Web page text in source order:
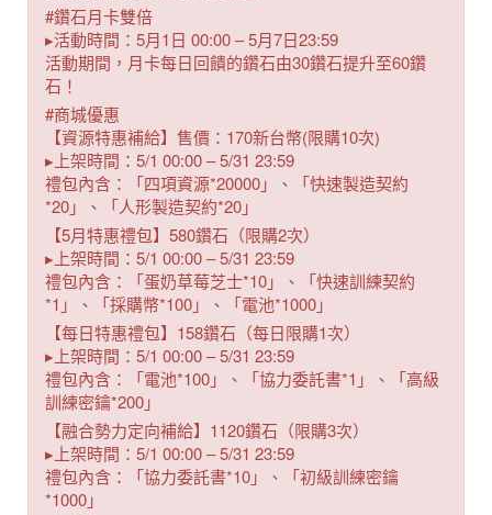
#鑽石月卡雙倍
▸活動時間：5月1日 00:00 – 5月7日23:59
活動期間，月卡每日回饋的鑽石由30鑽石提升至60鑽
石！
#商城優惠
【資源特惠補給】售價：170新台幣(限購10次)
▸上架時間：5/1 00:00 – 5/31 23:59
禮包內含：「四項資源*20000」、「快速製造契約
*20」、「人形製造契約*20」
【5月特惠禮包】580鑽石（限購2次）
▸上架時間：5/1 00:00 – 5/31 23:59
禮包內含：「蛋奶草莓芝士*10」、「快速訓練契約
*1」、「採購幣*100」、「電池*1000」
【每日特惠禮包】158鑽石（每日限購1次）
▸上架時間：5/1 00:00 – 5/31 23:59
禮包內含：「電池*100」、「協力委託書*1」、「高級
訓練密鑰*200」
【融合勢力定向補給】1120鑽石（限購3次）
▸上架時間：5/1 00:00 – 5/31 23:59
禮包內含：「協力委託書*10」、「初級訓練密鑰
*1000」